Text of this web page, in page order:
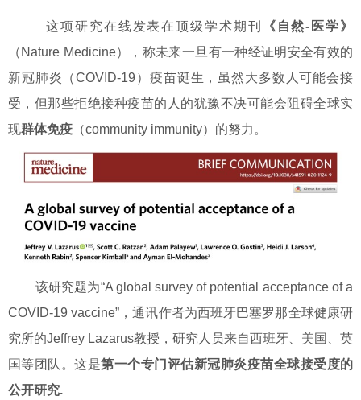
这项研究在线发表在顶级学术期刊
《自然-医学》
（Nature Medicine），称未来一旦有一种经证明安全有效的
新冠肺炎（COVID-19）疫苗诞生，虽然大多数人可能会接
受，但那些拒绝接种疫苗的人的犹豫不决可能会阻碍全球实
现群体免疫 （community immunity）的努力。
该研究题为“A global survey of potential acceptance of a
COVID-19 vaccine”，通讯作者为西班牙巴塞罗那全球健康研
究所的Jeffrey Lazarus教授，研究人员来自西班牙、美国、英
国等团队。这是第一个专门评估新冠肺炎疫苗全球接受度的
公开研究.